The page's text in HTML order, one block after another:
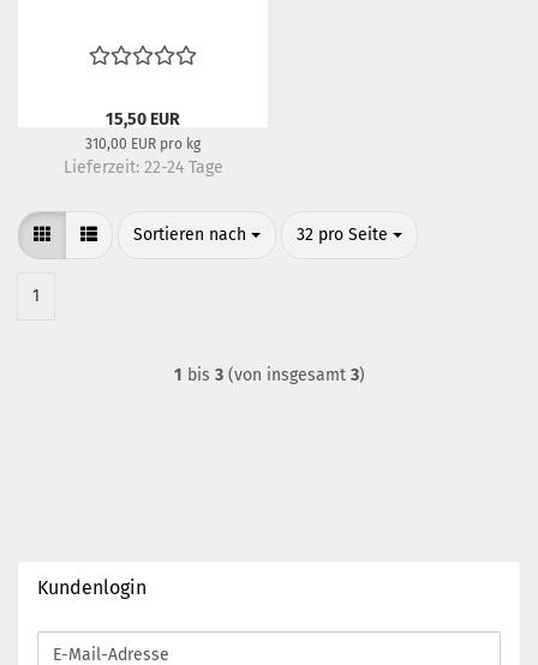
15,50 EUR
310,00 EUR pro kg
Lieferzeit: 22-24 Tage
Sortieren nach
Sortieren nach 32 pro Seite
pro Seite
1
1 bis 3(von insgesamt 3)
Kundenlogin
E-